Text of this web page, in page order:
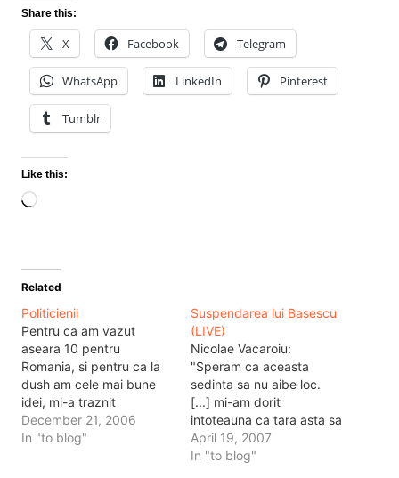
Share this:
X Facebook Telegram
WhatsApp LinkedIn Pinterest
Tumblr
Like this:
Loading…
Related
Politicienii
Pentru ca am vazut
aseara 10 pentru
Romania, si pentru ca la
dush am cele mai bune
idei, mi-a traznit
caracterizarea asta:
Basescu = parinte
December 21, 2006
In "to blog"
Suspendarea lui Basescu
(LIVE)
Nicolae Vacaroiu:
"Speram ca aceasta
sedinta sa nu aibe loc.
[...] mi-am dorit
intoteauna ca tara asta sa
depaseasca tensiunile,
ura, intoleranta si sa ne
April 19, 2007
In "to blog"